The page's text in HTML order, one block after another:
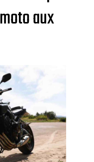
aux